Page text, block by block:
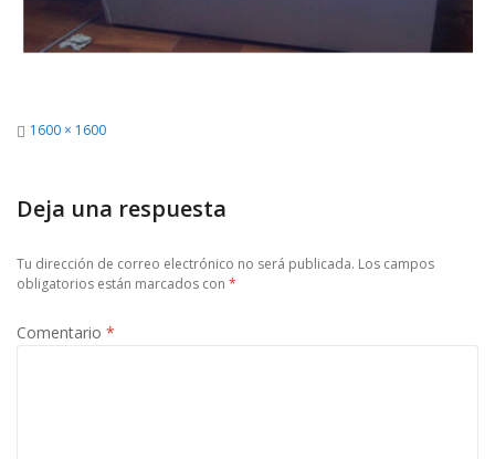
Full
1600 × 1600
Deja una respuesta
Tu dirección de correo electrónico no será publicada. Los campos
obligatorios están marcados con *
Comentario *